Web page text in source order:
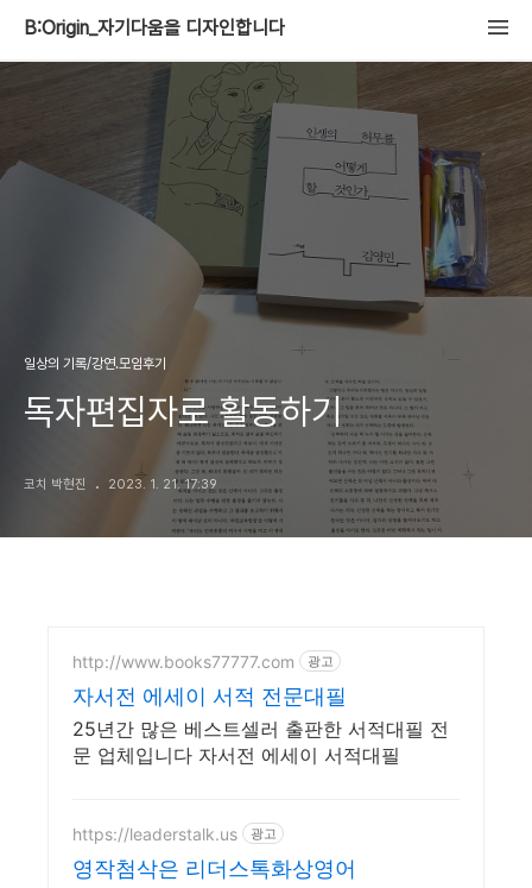
B:Origin_자기다움을 디자인합니다
일상의 기록/강연.모임후기
독자편집자로 활동하기
코치 박현진 2023. 1. 21. 17:39
http://www.books77777.com 광고
자서전 에세이 서적 전문대필
25년간 많은 베스트셀러 출판한 서적대필 전
문 업체입니다 자서전 에세이 서적대필
https://leaderstalk.us 광고
영작첨삭은 리더스톡화상영어